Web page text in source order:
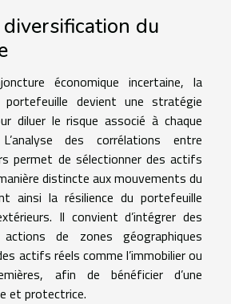
du
économique incertaine, la
portefeuille devient une stratégie
diluer le risque associé à chaque
des corrélations entre
permet de sélectionner des actifs
distincte aux mouvements du
ainsi la résilience du portefeuille
Il convient d’intégrer des
de zones géographiques
actifs réels comme l’immobilier ou
afin de bénéficier d’une
et protectrice.